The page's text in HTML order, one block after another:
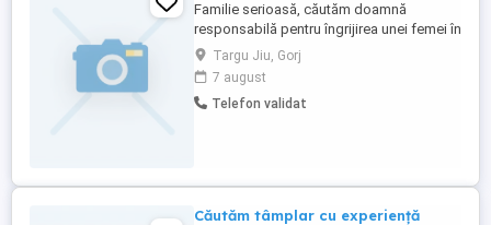
Familie serioasă, căutăm doamnă
responsabilă pentru îngrijirea unei femei în
vârstă nedeplasabile situată în zona
Prelungirea Panduri Program luni-vineri de
la 8 la 15 Responsabilitați: -ajutor pentru
igiena zilnica și îmbrăcare -administrarea
Targu Jiu, Gorj
7 august
Telefon validat
Căutăm tâmplar cu experiență